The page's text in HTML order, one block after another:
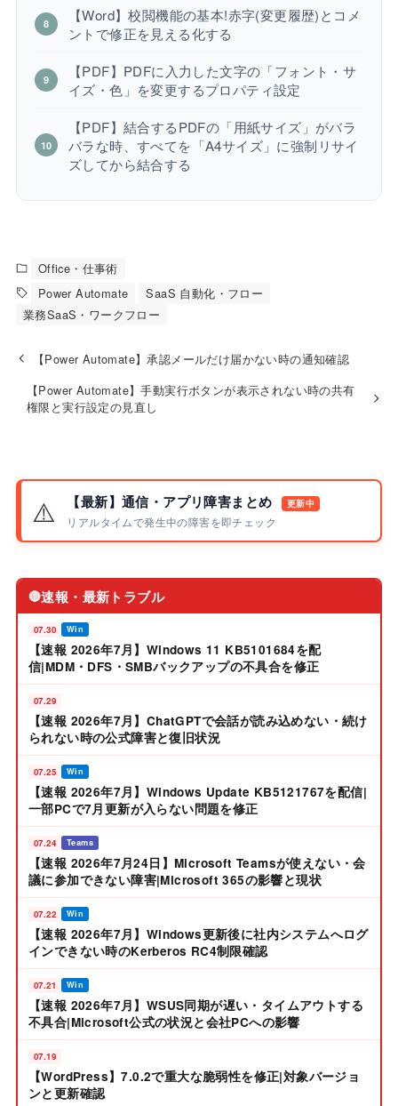
【Word】校閲機能の基本!赤字(変更履歴)とコメ
ントで修正を見える化する
【PDF】PDFに入力した文字の「フォント・サ
イズ・色」を変更するプロパティ設定
【PDF】結合するPDFの「用紙サイズ」がバラ
バラな時、すべてを「A4サイズ」に強制リサイ
ズしてから結合する
Office・仕事術
Power Automate
SaaS 自動化・フロー
業務SaaS・ワークフロー
【Power Automate】承認メールだけ届かない時の通知確認
【Power Automate】手動実行ボタンが表示されない時の共有
権限と実行設定の見直し
⚠️ 【最新】通信・アプリ障害まとめ 更新中
リアルタイムで発生中の障害を即チェック
🔴速報・最新トラブル
07.30 Win
【速報 2026年7月】Windows 11 KB5101684を配
信|MDM・DFS・SMBバックアップの不具合を修正
07.29
【速報 2026年7月】ChatGPTで会話が読み込めない・続け
られない時の公式障害と復旧状況
07.25 Win
【速報 2026年7月】Windows Update KB5121767を配信|
一部PCで7月更新が入らない問題を修正
07.24 Teams
【速報 2026年7月24日】Microsoft Teamsが使えない・会
議に参加できない障害|Microsoft 365の影響と現状
07.22 Win
【速報 2026年7月】Windows更新後に社内システムへログ
インできない時のKerberos RC4制限確認
07.21 Win
【速報 2026年7月】WSUS同期が遅い・タイムアウトする
不具合|Microsoft公式の状況と会社PCへの影響
07.19
【WordPress】7.0.2で重大な脆弱性を修正|対象バージョ
ンと更新確認